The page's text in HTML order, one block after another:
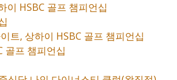
이 HSBC 골프 챔피언십
트, 상하이 HSBC 골프 챔피언십
골프 챔피언십